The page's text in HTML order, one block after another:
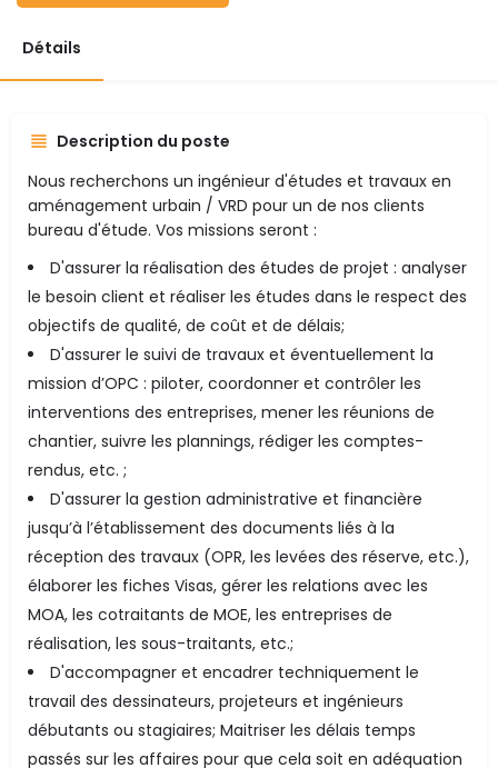
Détails
Description du poste
Nous recherchons un ingénieur d'études et travaux en
aménagement urbain / VRD pour un de nos clients
bureau d'étude. Vos missions seront :
D'assurer la réalisation des études de projet : analyser
le besoin client et réaliser les études dans le respect des
objectifs de qualité, de coût et de délais;
D'assurer le suivi de travaux et éventuellement la
mission d’OPC : piloter, coordonner et contrôler les
interventions des entreprises, mener les réunions de
chantier, suivre les plannings, rédiger les comptes-
rendus, etc. ;
D'assurer la gestion administrative et financière
jusqu’à l’établissement des documents liés à la
réception des travaux (OPR, les levées des réserve, etc.),
élaborer les fiches Visas, gérer les relations avec les
MOA, les cotraitants de MOE, les entreprises de
réalisation, les sous-traitants, etc.;
D'accompagner et encadrer techniquement le
travail des dessinateurs, projeteurs et ingénieurs
débutants ou stagiaires; Maitriser les délais temps
passés sur les affaires pour que cela soit en adéquation